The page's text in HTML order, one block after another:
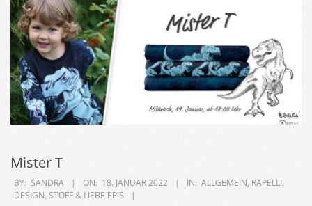
Mister T
2022-
01-
BY: SANDRA ON: 18. JANUAR 2022 IN: ALLGEMEIN, RAPELLI
DESIGN, STOFF & LIEBE EP'S